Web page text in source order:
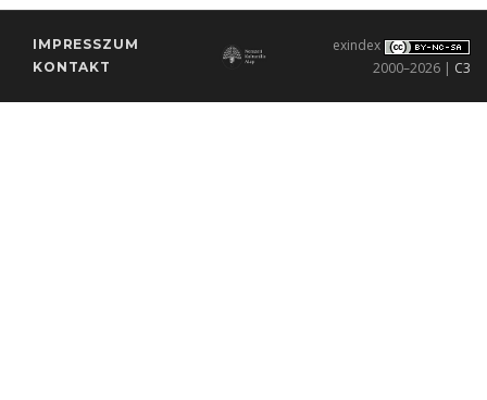
IMPRESSZUM
KONTAKT
exindex
2000–2026 | C3